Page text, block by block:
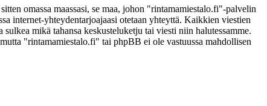
omassa maassasi, se maa, johon "rintamamiestalo.fi"-palvelin
internet-yhteydentarjoajaasi otetaan yhteyttä. Kaikkien viestien
mikä tahansa keskusteluketju tai viesti niin halutessamme.
"rintamamiestalo.fi" tai phpBB ei ole vastuussa mahdollisen